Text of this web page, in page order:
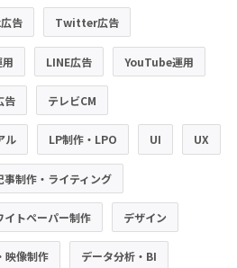
告 Twitter広告
LINE広告 YouTube運用
告 テレビCM
ル LP制作・LPO UI UX
事制作・ライティング
イトペーパー制作 デザイン
映像制作 データ分析・BI